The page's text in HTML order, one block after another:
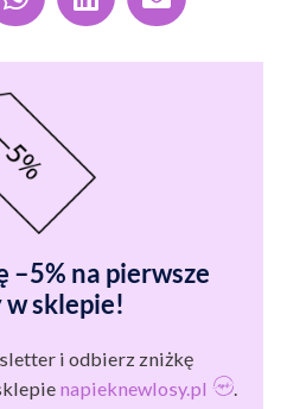
–5% na pierwsze
w sklepie!
i odbierz zniżkę
napieknewlosy.pl .